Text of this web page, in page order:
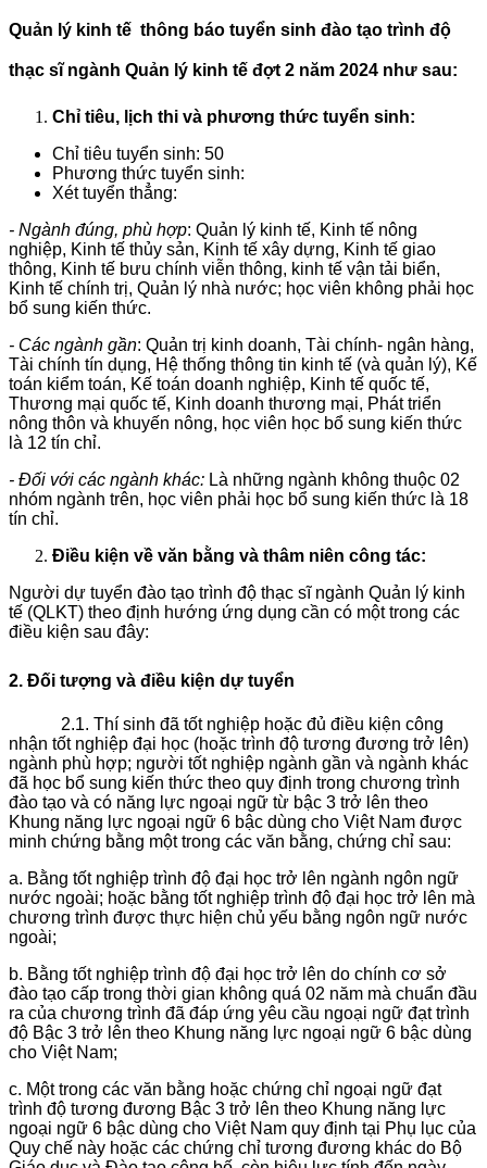
Quản lý kinh tế thông báo tuyển sinh đào tạo trình độ
thạc sĩ ngành Quản lý kinh tế đợt 2 năm 2024 như sau:
Chỉ tiêu, lịch thi và phương thức tuyển sinh:
Chỉ tiêu tuyển sinh: 50
Phương thức tuyển sinh:
Xét tuyển thẳng:
- Ngành đúng, phù hợp: Quản lý kinh tế, Kinh tế nông
nghiệp, Kinh tế thủy sản, Kinh tế xây dựng, Kinh tế giao
thông, Kinh tế bưu chính viễn thông, kinh tế vận tải biển,
Kinh tế chính trị, Quản lý nhà nước; học viên không phải học
bổ sung kiến thức.
- Các ngành gần: Quản trị kinh doanh, Tài chính- ngân hàng,
Tài chính tín dụng, Hệ thống thông tin kinh tế (và quản lý), Kế
toán kiểm toán, Kế toán doanh nghiệp, Kinh tế quốc tế,
Thương mại quốc tế, Kinh doanh thương mại, Phát triển
nông thôn và khuyến nông, học viên học bổ sung kiến thức
là 12 tín chỉ.
- Đối với các ngành khác: Là những ngành không thuộc 02
nhóm ngành trên, học viên phải học bổ sung kiến thức là 18
tín chỉ.
Điều kiện về văn bằng và thâm niên công tác:
Người dự tuyển đào tạo trình độ thạc sĩ ngành Quản lý kinh
tế (QLKT) theo định hướng ứng dụng cần có một trong các
điều kiện sau đây:
2. Đối tượng và điều kiện dự tuyển
2.1. Thí sinh đã tốt nghiệp hoặc đủ điều kiện công
nhận tốt nghiệp đại học (hoặc trình độ tương đương trở lên)
ngành phù hợp; người tốt nghiệp ngành gần và ngành khác
đã học bổ sung kiến thức theo quy định trong chương trình
đào tạo và có năng lực ngoại ngữ từ bậc 3 trở lên theo
Khung năng lực ngoại ngữ 6 bậc dùng cho Việt Nam được
minh chứng bằng một trong các văn bằng, chứng chỉ sau:
a. Bằng tốt nghiệp trình độ đại học trở lên ngành ngôn ngữ
nước ngoài; hoặc bằng tốt nghiệp trình độ đại học trở lên mà
chương trình được thực hiện chủ yếu bằng ngôn ngữ nước
ngoài;
b. Bằng tốt nghiệp trình độ đại học trở lên do chính cơ sở
đào tạo cấp trong thời gian không quá 02 năm mà chuẩn đầu
ra của chương trình đã đáp ứng yêu cầu ngoại ngữ đạt trình
độ Bậc 3 trở lên theo Khung năng lực ngoại ngữ 6 bậc dùng
cho Việt Nam;
c. Một trong các văn bằng hoặc chứng chỉ ngoại ngữ đạt
trình độ tương đương Bậc 3 trở lên theo Khung năng lực
ngoại ngữ 6 bậc dùng cho Việt Nam quy định tại Phụ lục của
Quy chế này hoặc các chứng chỉ tương đương khác do Bộ